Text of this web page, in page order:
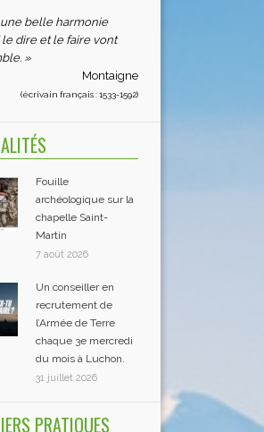
une belle harmonie
le dire et le faire vont
»
Montaigne
(écrivain français : 1533-1592)
Fouille
archéologique sur la
chapelle Saint-
Martin
7 août 2026
Un conseiller en
recrutement de
l’Armée de Terre
chaque 3e mercredi
du mois à Luchon.
31 juillet 2026
PRATIQUES